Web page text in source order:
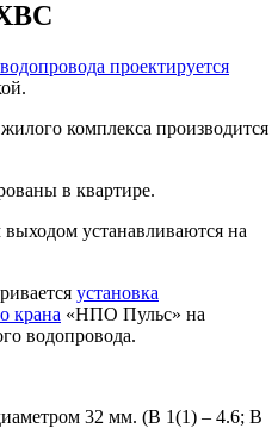
проектируется
комплекса производится
в квартире.
устанавливаются на
установка
крана «НПО Пульс» на
водопровода.
32 мм. (В 1(1) – 4.6; В